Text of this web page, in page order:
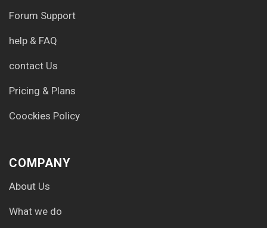
Forum Support
help & FAQ
contact Us
Pricing & Plans
Coockies Policy
COMPANY
About Us
What we do